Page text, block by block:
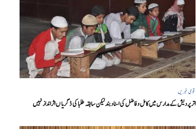
قومی خبریں
اتر پردیش کےمدارس میں کامل و فاضل کی اسناد بند لیکن سابقہ طلبا کی ڈگریا ں اثرانداز نہیں